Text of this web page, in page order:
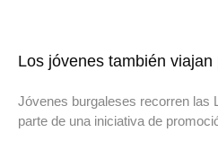
Los jóvenes también viajan
Jóvenes burgaleses recorren las
parte de una iniciativa de